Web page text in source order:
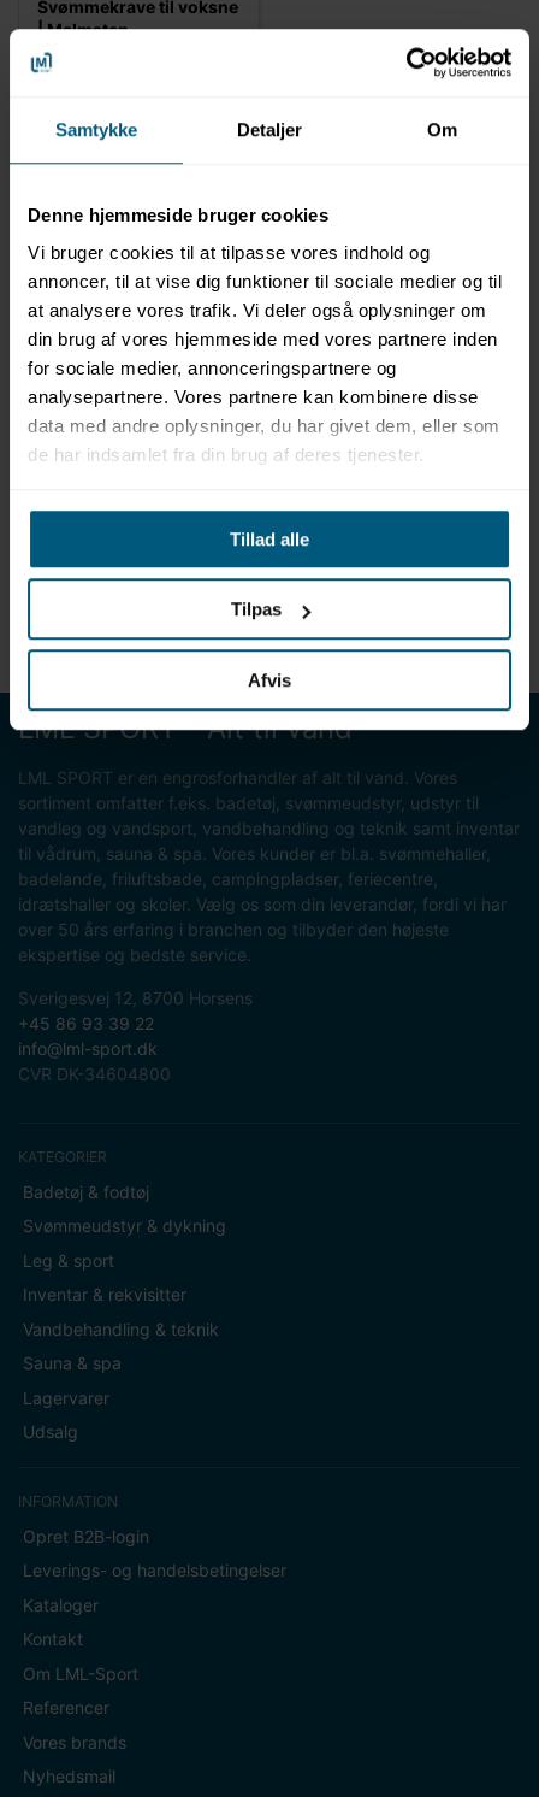
Samtykke Detaljer Om
Denne hjemmeside bruger cookies
Vi bruger cookies til at tilpasse vores indhold og
annoncer, til at vise dig funktioner til sociale medier og til
at analysere vores trafik. Vi deler også oplysninger om
din brug af vores hjemmeside med vores partnere inden
for sociale medier, annonceringspartnere og
analysepartnere. Vores partnere kan kombinere disse
data med andre oplysninger, du har givet dem, eller som
de har indsamlet fra din brug af deres tjenester.
Tillad alle
Tilpas
Afvis
Svømmekrave til voksne
| Malmsten
Information Specifikationer
Produktinformation
Mærke: Schwimmi
Beskytter ikke mod drukning
Anvendes i lavt vand
Anvendes under opsyn af en voksen
Alle luftkamre skal altid være fuldt oppustede
LML SPORT - Alt til vand
LML SPORT er en engrosforhandler af alt til vand. Vores
sortiment omfatter f.eks. badetøj, svømmeudstyr, udstyr til
vandleg og vandsport, vandbehandling og teknik samt inventar
til vådrum, sauna & spa. Vores kunder er bl.a. svømmehaller,
badelande, friluftsbade, campingpladser, feriecentre,
idrætshaller og skoler. Vælg os som din leverandør, fordi vi har
over 50 års erfaring i branchen og tilbyder den højeste
ekspertise og bedste service.
Sverigesvej 12, 8700 Horsens
+45 86 93 39 22
info@lml-sport.dk
CVR DK-34604800
KATEGORIER
Badetøj & fodtøj
Svømmeudstyr & dykning
Leg & sport
Inventar & rekvisitter
Vandbehandling & teknik
Sauna & spa
Lagervarer
Udsalg
INFORMATION
Opret B2B-login
Leverings- og handelsbetingelser
Kataloger
Kontakt
Om LML-Sport
Referencer
Vores brands
Nyhedsmail